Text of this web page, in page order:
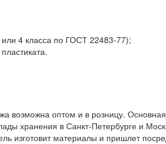
4 класса по ГОСТ 22483-77);
возможна оптом и в розницу. Основная
хранения в Санкт-Петербурге и
изготовит материалы и пришлет